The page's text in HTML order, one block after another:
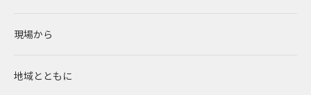
太陽光発電
蓄電事業
中期経営計画
私たちの想い
社会
ガバナンス
RENOVAで働く
社員インタビュー
IRニュース
経営情報
現場から
地域とともに